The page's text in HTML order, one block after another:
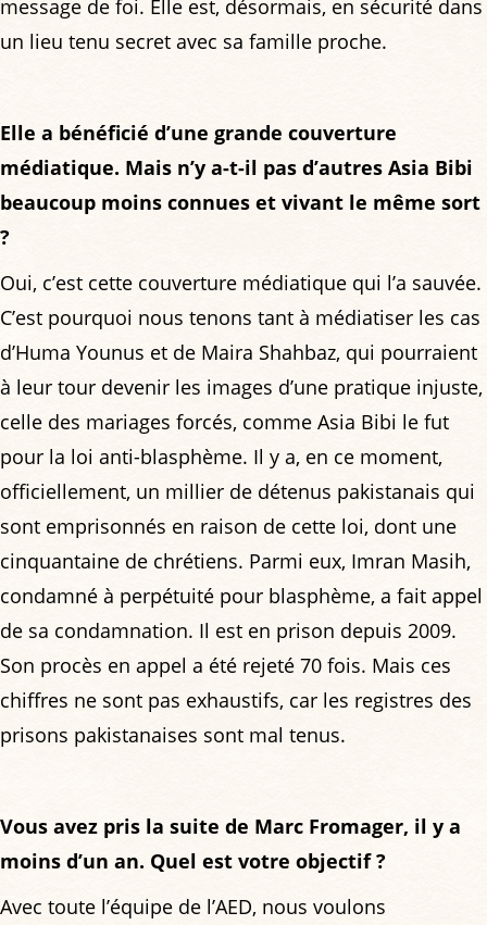
message de foi. Elle est, désormais, en sécurité dans
un lieu tenu secret avec sa famille proche.
Elle a bénéficié d’une grande couverture
médiatique. Mais n’y a-t-il pas d’autres Asia Bibi
beaucoup moins connues et vivant le même sort
?
Oui, c’est cette couverture médiatique qui l’a sauvée.
C’est pourquoi nous tenons tant à médiatiser les cas
d’Huma Younus et de Maira Shahbaz, qui pourraient
à leur tour devenir les images d’une pratique injuste,
celle des mariages forcés, comme Asia Bibi le fut
pour la loi anti-blasphème. Il y a, en ce moment,
officiellement, un millier de détenus pakistanais qui
sont emprisonnés en raison de cette loi, dont une
cinquantaine de chrétiens. Parmi eux, Imran Masih,
condamné à perpétuité pour blasphème, a fait appel
de sa condamnation. Il est en prison depuis 2009.
Son procès en appel a été rejeté 70 fois. Mais ces
chiffres ne sont pas exhaustifs, car les registres des
prisons pakistanaises sont mal tenus.
Vous avez pris la suite de Marc Fromager, il y a
moins d’un an. Quel est votre objectif ?
Avec toute l’équipe de l’AED, nous voulons